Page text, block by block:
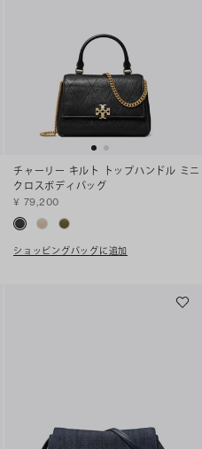
チャーリー キルト トップハンドル ミニ
クロスボディバッグ
¥ 79,200
ショッピングバッグに追加